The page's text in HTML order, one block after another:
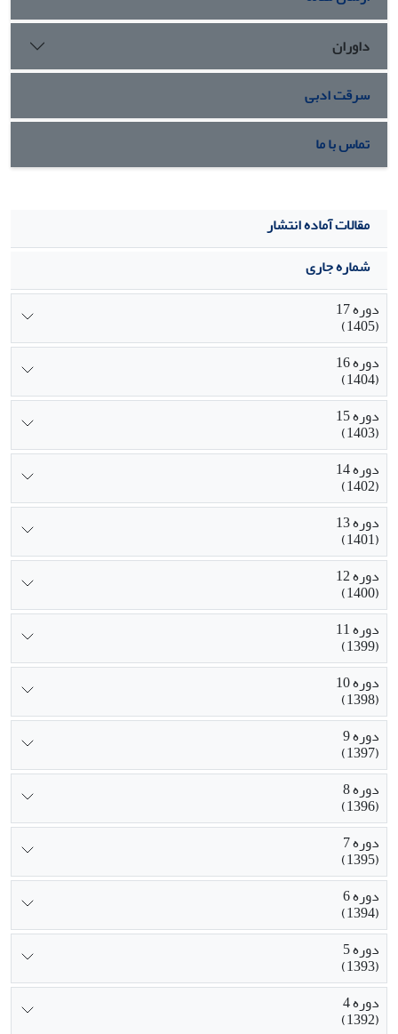
داوران
سرقت ادبی
تماس با ما
مقالات آماده انتشار
شماره جاری
دوره 17
(1405)
دوره 16
(1404)
دوره 15
(1403)
دوره 14
(1402)
دوره 13
(1401)
دوره 12
(1400)
دوره 11
(1399)
دوره 10
(1398)
دوره 9
(1397)
دوره 8
(1396)
دوره 7
(1395)
دوره 6
(1394)
دوره 5
(1393)
دوره 4
(1392)